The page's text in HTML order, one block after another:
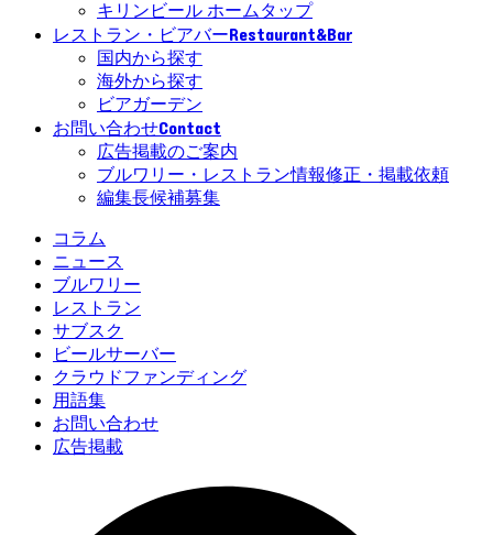
キリンビール ホームタップ
レストラン・ビアバーRestaurant&Bar
国内から探す
海外から探す
ビアガーデン
お問い合わせContact
広告掲載のご案内
ブルワリー・レストラン情報修正・掲載依頼
編集長候補募集
コラム
ニュース
ブルワリー
レストラン
サブスク
ビールサーバー
クラウドファンディング
用語集
お問い合わせ
広告掲載